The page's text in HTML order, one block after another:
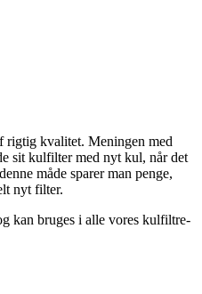
kvalitet. Meningen med
sit kulfilter med nyt kul, når det
måde sparer man penge,
nyt filter.
kan bruges i alle vores kulfiltre-